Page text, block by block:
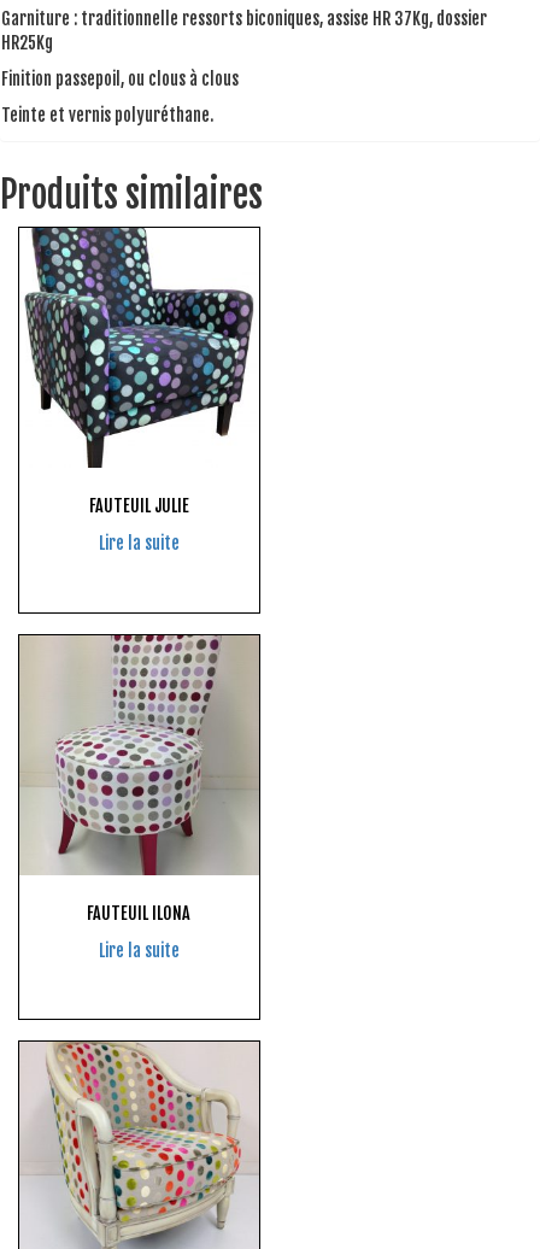
Garniture : traditionnelle ressorts biconiques, assise HR 37Kg, dossier
HR25Kg
Finition passepoil, ou clous à clous
Teinte et vernis polyuréthane.
Produits similaires
FAUTEUIL JULIE
Lire la suite
FAUTEUIL ILONA
Lire la suite